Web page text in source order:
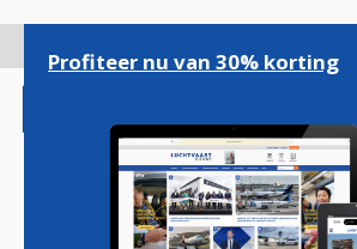
gaan
Profiteer nu van 30% korting